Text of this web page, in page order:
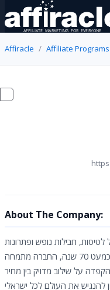
Affiracle Affiliate Programs
About The Company:
חבילות נופש ופתרונות
תיירותיים מותאמים אישית. עם היסטוריה של כמעט 70 שנה, החברה מתמחה
על שילוב מדויק בין מחיר